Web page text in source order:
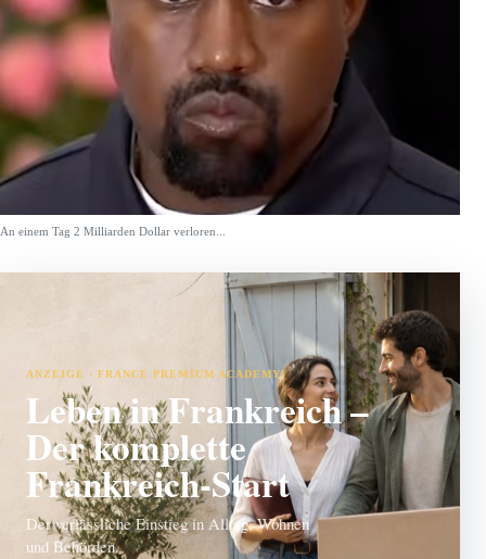
An einem Tag 2 Milliarden Dollar verloren...
ANZEIGE · FRANCE PREMIUM ACADEMY
Leben in Frankreich –
Der komplette
Frankreich-Start
Der verlässliche Einstieg in Alltag, Wohnen
und Behörden.